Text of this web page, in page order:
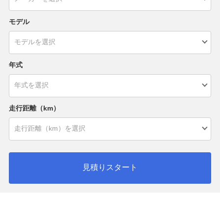
モデル
年式
走行距離（km）
見積りスタート